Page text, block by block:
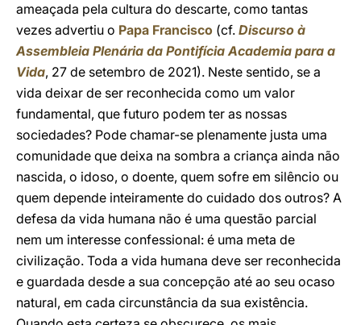
ameaçada pela cultura do descarte, como tantas
vezes advertiu o Papa Francisco (cf. Discurso à
Assembleia Plenária da Pontifícia Academia para a
Vida, 27 de setembro de 2021). Neste sentido, se a
vida deixar de ser reconhecida como um valor
fundamental, que futuro podem ter as nossas
sociedades? Pode chamar-se plenamente justa uma
comunidade que deixa na sombra a criança ainda não
nascida, o idoso, o doente, quem sofre em silêncio ou
quem depende inteiramente do cuidado dos outros? A
defesa da vida humana não é uma questão parcial
nem um interesse confessional: é uma meta de
civilização. Toda a vida humana deve ser reconhecida
e guardada desde a sua concepção até ao seu ocaso
natural, em cada circunstância da sua existência.